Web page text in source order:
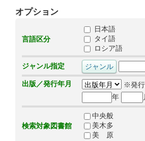
オプション
言語区分
日本語
タイ語
ロシア語
ジャンル指定
出版／発行年月
※発行
年
検索対象図書館
中央般
美木多
美 原